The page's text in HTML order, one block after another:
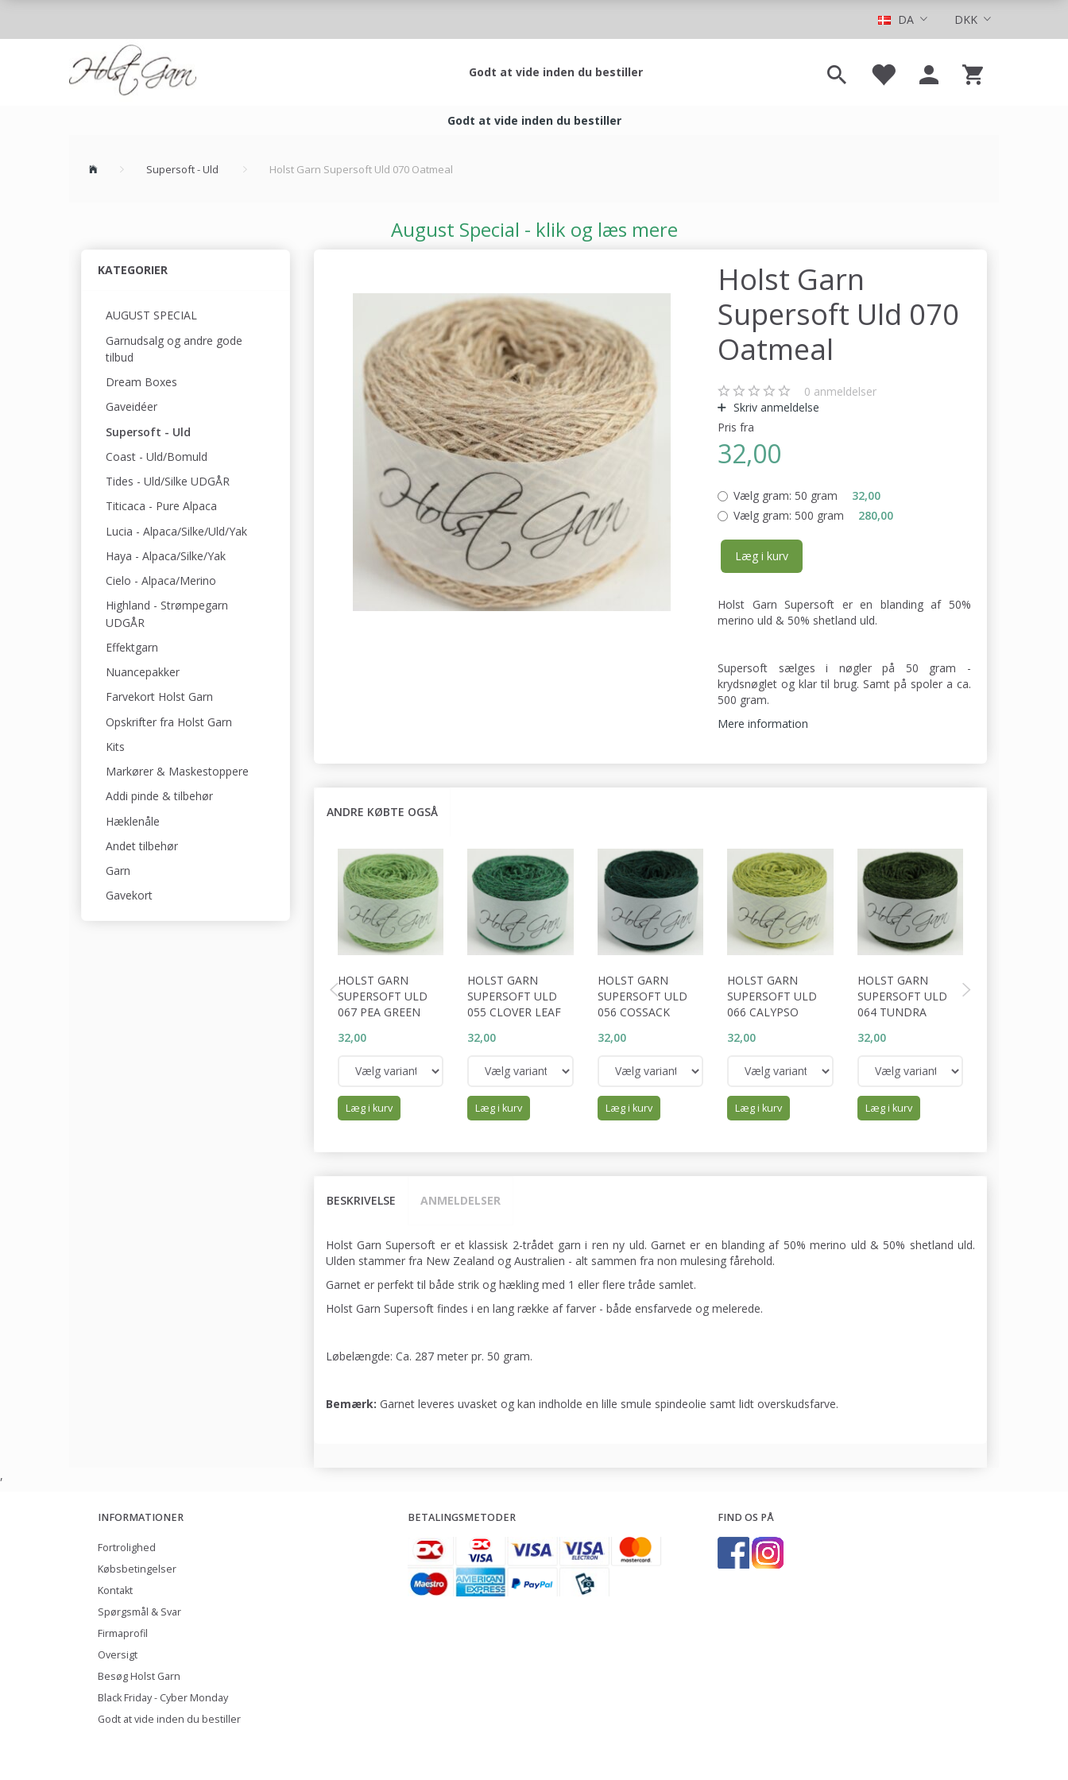
DKK
DA
Godt at vide inden du bestiller
Godt at vide inden du bestiller
Supersoft - Uld Holst Garn Supersoft Uld 070 Oatmeal
August Special - klik og læs mere
KATEGORIER
AUGUST SPECIAL
Garnudsalg og andre gode
tilbud
Dream Boxes
Gaveidéer
Supersoft - Uld
Coast - Uld/Bomuld
Tides - Uld/Silke UDGÅR
Titicaca - Pure Alpaca
Lucia - Alpaca/Silke/Uld/Yak
Haya - Alpaca/Silke/Yak
Cielo - Alpaca/Merino
Highland - Strømpegarn
UDGÅR
Effektgarn
Nuancepakker
Farvekort Holst Garn
Opskrifter fra Holst Garn
Kits
Markører & Maskestoppere
Addi pinde & tilbehør
Hæklenåle
Andet tilbehør
Garn
Gavekort
Holst Garn
Supersoft Uld 070
Oatmeal
0 anmeldelser
Skriv anmeldelse
Pris fra
32,00
Vælg gram: 50 gram
32,00
Vælg gram: 500 gram 280,00
Læg i kurv
Holst Garn Supersoft er en blanding af 50%
merino uld & 50% shetland uld.
Supersoft sælges i nøgler på 50 gram -
krydsnøglet og klar til brug. Samt på spoler a ca.
500 gram.
Mere information
ANDRE KØBTE OGSÅ
HOLST GARN
SUPERSOFT ULD
067 PEA GREEN
32,00
Læg i kurv
HOLST GARN
SUPERSOFT ULD
055 CLOVER LEAF
32,00
Læg i kurv
HOLST GARN
SUPERSOFT ULD
056 COSSACK
32,00
Læg i kurv
HOLST GARN
SUPERSOFT ULD
066 CALYPSO
32,00
Læg i kurv
HOLST GARN
SUPERSOFT ULD
064 TUNDRA
32,00
Læg i kurv
BESKRIVELSE ANMELDELSER
Holst Garn Supersoft er et klassisk 2-trådet garn i ren ny uld. Garnet er en blanding af 50% merino uld & 50% shetland uld.
Ulden stammer fra New Zealand og Australien - alt sammen fra non mulesing fårehold.
Garnet er perfekt til både strik og hækling med 1 eller flere tråde samlet.
Holst Garn Supersoft findes i en lang række af farver - både ensfarvede og melerede.
Løbelængde: Ca. 287 meter pr. 50 gram.
Bemærk: Garnet leveres uvasket og kan indholde en lille smule spindeolie samt lidt overskudsfarve.
,
INFORMATIONER
Fortrolighed
Købsbetingelser
Kontakt
Spørgsmål & Svar
Firmaprofil
Oversigt
Besøg Holst Garn
Black Friday - Cyber Monday
Godt at vide inden du bestiller
BETALINGSMETODER FIND OS PÅ